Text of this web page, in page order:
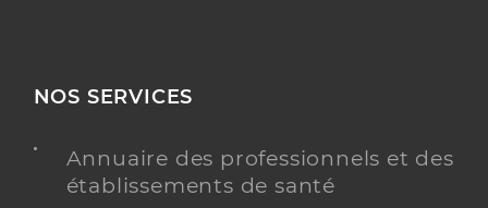
NOS SERVICES
Annuaire des professionnels et des
établissements de santé